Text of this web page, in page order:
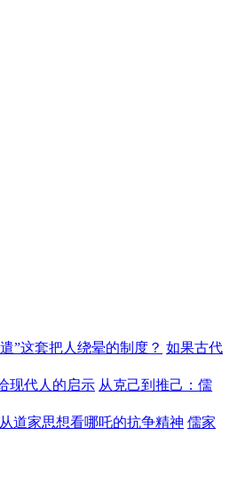
”这套把人绕晕的制度？ 如果古代
现代人的启示 从克己到推己：儒
道家思想看哪吒的抗争精神 儒家